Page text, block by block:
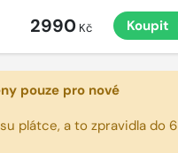
2990Kč Koupit
pouze pro nové
plátce, a to zpravidla do 6